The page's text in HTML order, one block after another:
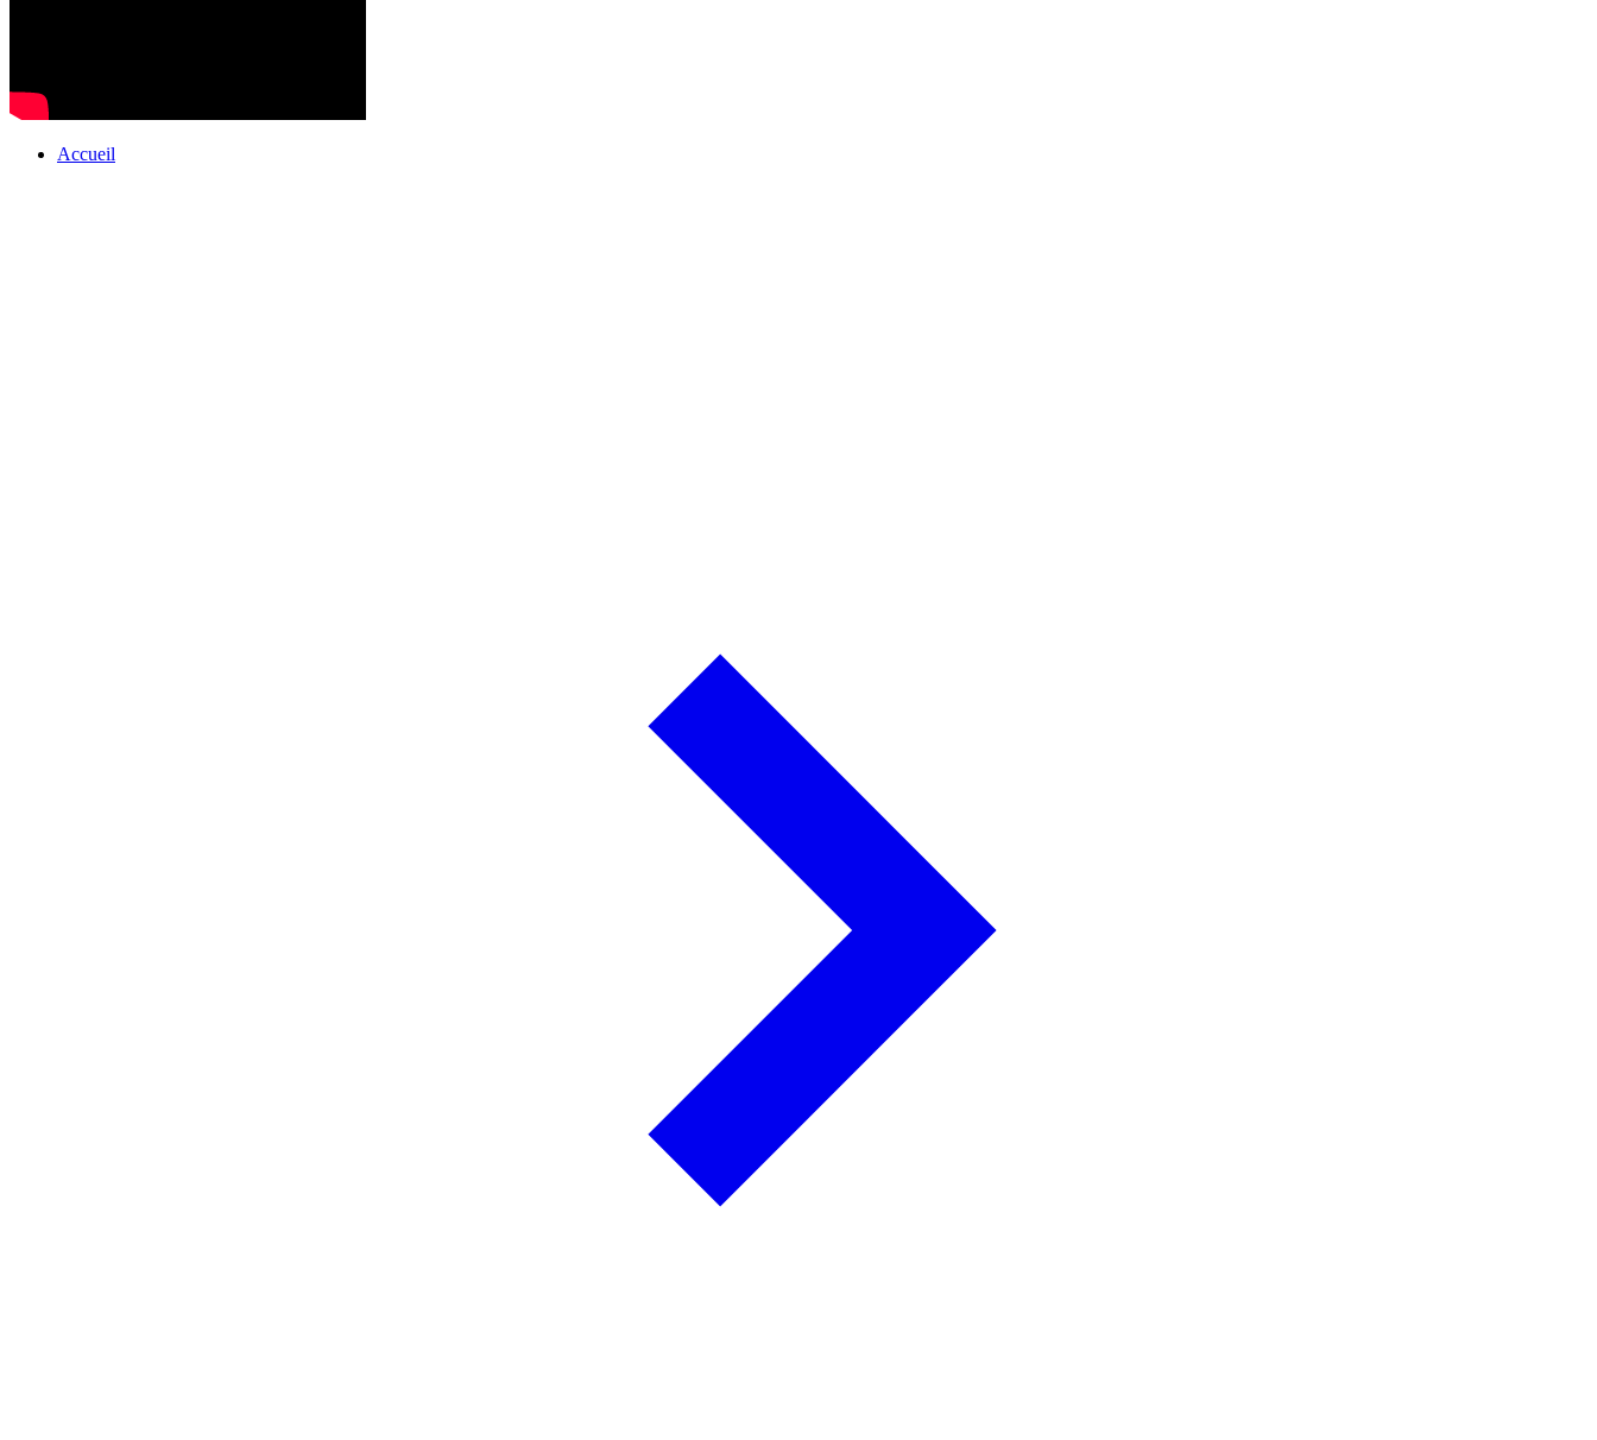
Accueil